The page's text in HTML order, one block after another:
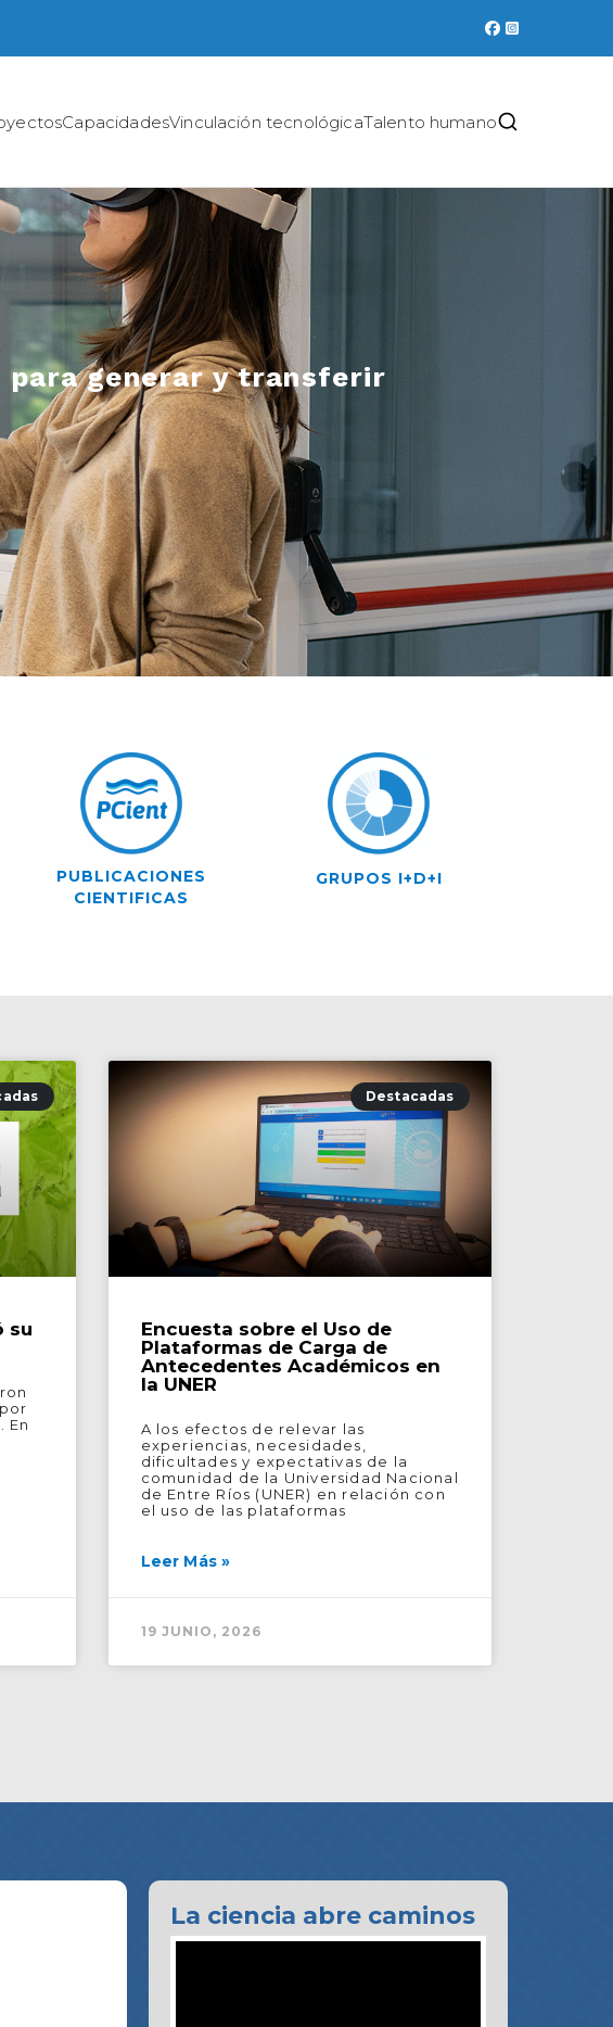
CapacidadesVinculación tecnológicaTalento humano
para generar y transferir
PUBLICACIONES
CIENTIFICAS
GRUPOS I+D+I
su
En
Destacadas
Encuesta sobre el Uso de
Plataformas de Carga de
Antecedentes Académicos en
la UNER
A los efectos de relevar las
experiencias, necesidades,
dificultades y expectativas de la
comunidad de la Universidad Nacional
de Entre Ríos (UNER) en relación con
el uso de las plataformas
Leer Más »
19 JUNIO, 2026
La ciencia abre caminos